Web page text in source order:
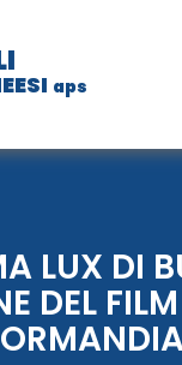
aps
LUX DI
DEL